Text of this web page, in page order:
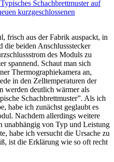
frisch aus der Fabrik auspackt, in
die beiden Anschlussstecker
des Moduls zu
spannend. Schaut man sich
Thermographiekamera an,
in den Zelltemperaturen der
werden deutlich wärmer als
Schachbrettmuster”. Als ich
habe ich zunächst geglaubt es
Nachdem allerdings weitere
unabhängig von Typ und Leistung
habe ich versucht die Ursache zu
ist die Erklärung wie so oft recht